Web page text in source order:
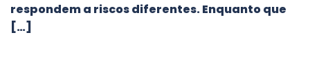
respondem a riscos diferentes. Enquanto que
[…]